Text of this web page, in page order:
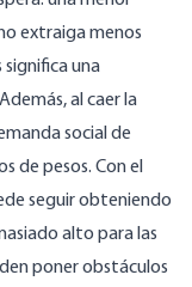
extraiga menos
significa una
al caer la
social de
de pesos. Con el
seguir obteniendo
alto para las
poner obstáculos